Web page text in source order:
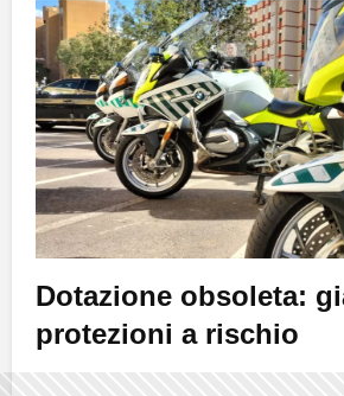
Dotazione obsoleta:
protezioni a rischio